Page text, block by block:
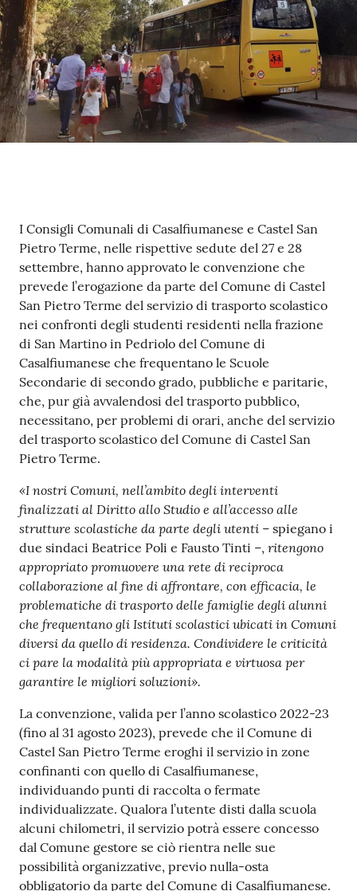
Contenuto
I Consigli Comunali di Casalfiumanese e Castel San
Pietro Terme, nelle rispettive sedute del 27 e 28
settembre, hanno approvato le convenzione che
prevede l’erogazione da parte del Comune di Castel
San Pietro Terme del servizio di trasporto scolastico
nei confronti degli studenti residenti nella frazione
di San Martino in Pedriolo del Comune di
Casalfiumanese che frequentano le Scuole
Secondarie di secondo grado, pubbliche e paritarie,
che, pur già avvalendosi del trasporto pubblico,
necessitano, per problemi di orari, anche del servizio
del trasporto scolastico del Comune di Castel San
Pietro Terme.
«I nostri Comuni, nell’ambito degli interventi
finalizzati al Diritto allo Studio e all’accesso alle
strutture scolastiche da parte degli utenti – spiegano i
due sindaci Beatrice Poli e Fausto Tinti –, ritengono
appropriato promuovere una rete di reciproca
collaborazione al fine di affrontare, con efficacia, le
problematiche di trasporto delle famiglie degli alunni
che frequentano gli Istituti scolastici ubicati in Comuni
diversi da quello di residenza. Condividere le criticità
ci pare la modalità più appropriata e virtuosa per
garantire le migliori soluzioni».
La convenzione, valida per l’anno scolastico 2022-23
(fino al 31 agosto 2023), prevede che il Comune di
Castel San Pietro Terme eroghi il servizio in zone
confinanti con quello di Casalfiumanese,
individuando punti di raccolta o fermate
individualizzate. Qualora l’utente disti dalla scuola
alcuni chilometri, il servizio potrà essere concesso
dal Comune gestore se ciò rientra nelle sue
possibilità organizzative, previo nulla-osta
obbligatorio da parte del Comune di Casalfiumanese.